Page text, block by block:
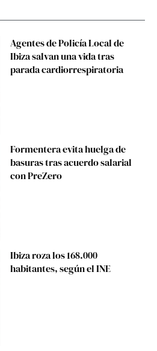
Agentes de Policía Local de
Ibiza salvan una vida tras
parada cardiorrespiratoria
Formentera evita huelga de
basuras tras acuerdo salarial
con PreZero
Ibiza roza los 168.000
habitantes, según el INE